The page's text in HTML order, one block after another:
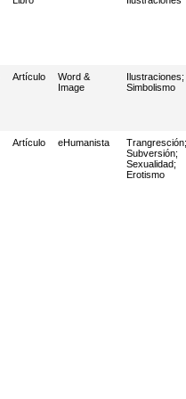
Artículo
Word &
Image
Ilustraciones;
Simbolismo
Artículo eHumanista Trangresción;
Subversión;
Sexualidad;
Erotismo